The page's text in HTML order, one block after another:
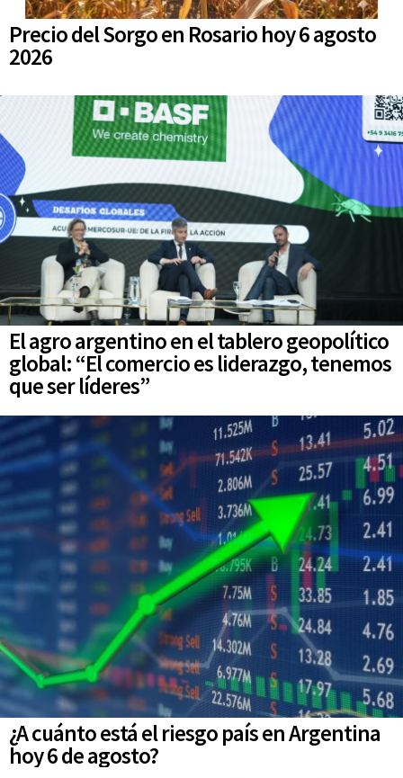
Precio del Sorgo en Rosario hoy 6 agosto
2026
El agro argentino en el tablero geopolítico
global: “El comercio es liderazgo, tenemos
que ser líderes”
¿A cuánto está el riesgo país en Argentina
hoy 6 de agosto?